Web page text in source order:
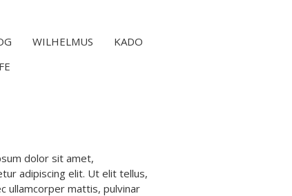
WILHELMUS
KADO
dolor sit amet,
adipiscing elit. Ut elit tellus,
ullamcorper mattis, pulvinar